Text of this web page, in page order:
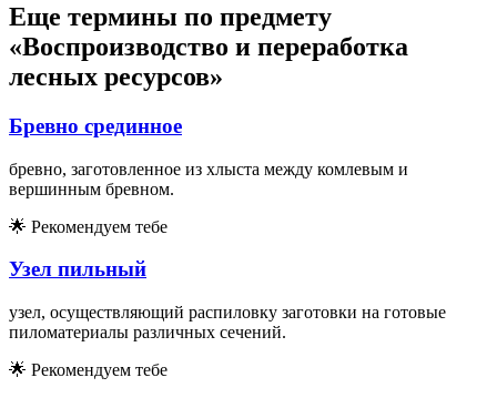
Еще термины по предмету
«Воспроизводство и переработка
лесных ресурсов»
Бревно срединное
бревно, заготовленное из хлыста между комлевым и
вершинным бревном.
🌟 Рекомендуем тебе
Узел пильный
узел, осуществляющий распиловку заготовки на готовые
пиломатериалы различных сечений.
🌟 Рекомендуем тебе